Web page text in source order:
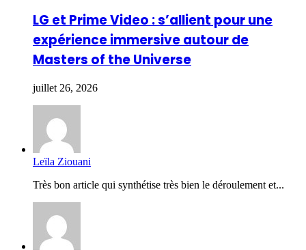
LG et Prime Video : s’allient pour une
expérience immersive autour de
Masters of the Universe
juillet 26, 2026
Leïla Ziouani
Très bon article qui synthétise très bien le déroulement et...